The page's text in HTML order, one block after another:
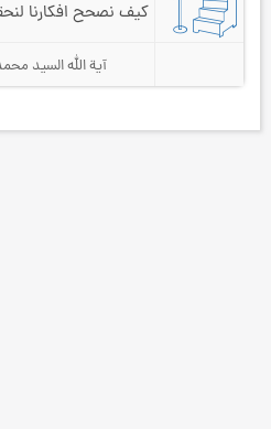
كيف نصحح افكارنا
آية الله السيد